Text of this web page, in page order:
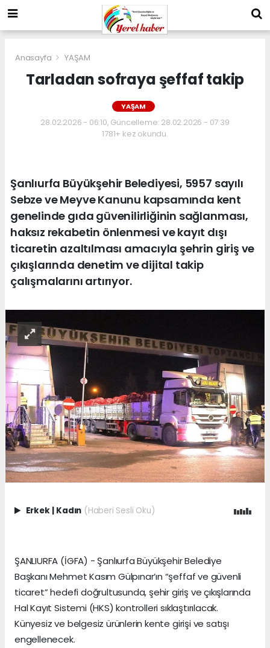
Anasayfa YAŞAM
Tarladan sofraya şeffaf takip
YAŞAM
28.02.2026 - 06:10, Güncelleme: 28.02.2026 - 07:39
1781+ kez okundu.
Şanlıurfa Büyükşehir Belediyesi, 5957 sayılı
Sebze ve Meyve Kanunu kapsamında kent
genelinde gıda güvenilirliğinin sağlanması,
haksız rekabetin önlenmesi ve kayıt dışı
ticaretin azaltılması amacıyla şehrin giriş ve
çıkışlarında denetim ve dijital takip
çalışmalarını artırıyor.
Erkek Kadın (Haberi Sesli Oku)
ŞANLIURFA (İGFA) - Şanlıurfa Büyükşehir Belediye
Başkanı Mehmet Kasım Gülpınar’ın “şeffaf ve güvenli
ticaret” hedefi doğrultusunda, şehir giriş ve çıkışlarında
Hal Kayıt Sistemi (HKS) kontrolleri sıklaştırılacak.
Künyesiz ve belgesiz ürünlerin kente girişi ve satışı
engellenecek.